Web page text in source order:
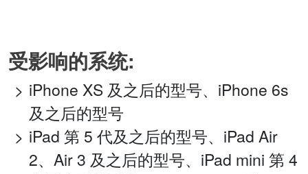
受影响的系统:
iPhone XS 及之后的型号、iPhone 6s
及之后的型号
iPad 第 5 代及之后的型号、iPad Air
2、Air 3 及之后的型号、iPad mini 第 4